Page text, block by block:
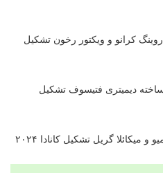
کرانو و ویکتور رخون تشکیل
دیمیتری فتیسوف تشکیل
گریل تشکیل کانادا ۲۰۲۴